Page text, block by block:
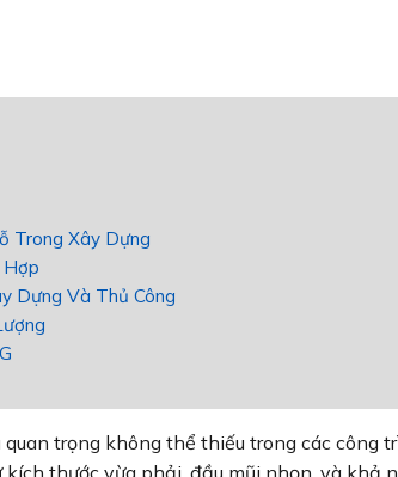
Trong Xây Dựng
Hợp
Dựng Và Thủ Công
trọng không thể thiếu trong các công
thước vừa phải, đầu mũi nhọn, và khả